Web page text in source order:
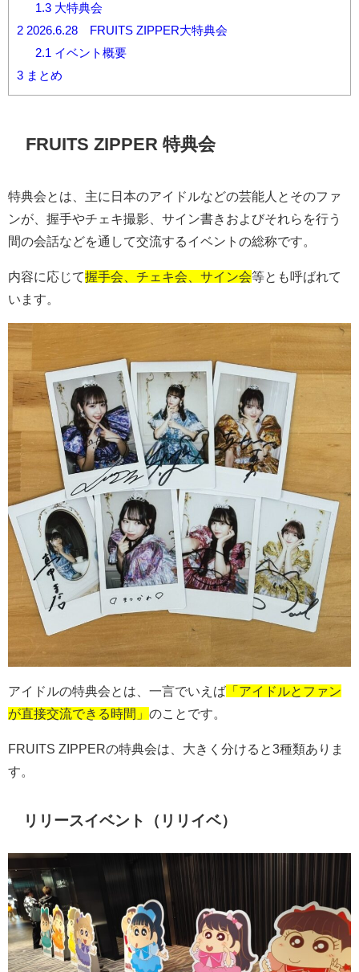
1.3大特典会
2 2026.6.28 FRUITS ZIPPER大特典会
2.1 イベント概要
3 まとめ
FRUITS ZIPPER特典会
特典会とは、主に日本のアイドルなどの芸能人とそのファ
ンが、握手やチェキ撮影、サイン書きおよびそれらを行う
間の会話などを通して交流するイベントの総称です。
内容に応じて握手会、チェキ会、サイン会等とも呼ばれて
います。
アイドルの特典会とは、一言でいえば 「アイドルとファン
が直接交流できる時間」 のことです。
FRUITS ZIPPERの特典会は、大きく分けると3種類ありま
す。
リリースイベント（リリイベ）